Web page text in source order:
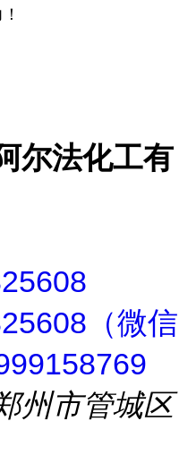
尔法化工有
（微信
州市管城区